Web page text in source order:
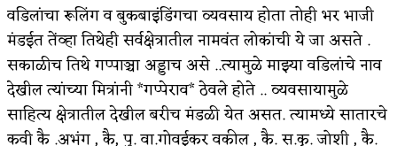
वडिलांचा रूलिंग व बुकबाइंडिंगचा व्यवसाय होता तोही भर भाजी
मंडईत तेंव्हा तिथेही सर्वक्षेत्रातील नामवंत लोकांची ये जा असते .
सकाळीच तिथे गप्पाञ्चा अड्डाच असे ..त्यामुळे माझ्या वडिलांचे नाव
देखील त्यांच्या मित्रांनी *गप्पेराव* ठेवले होते .. व्यवसायामुळे
साहित्य क्षेत्रातील देखील बरीच मंडळी येत असत. त्यामध्ये सातारचे
कवी कै .अभंग , कै, पु. वा.गोवईकर वकील , कै. स.कृ. जोशी , कै.